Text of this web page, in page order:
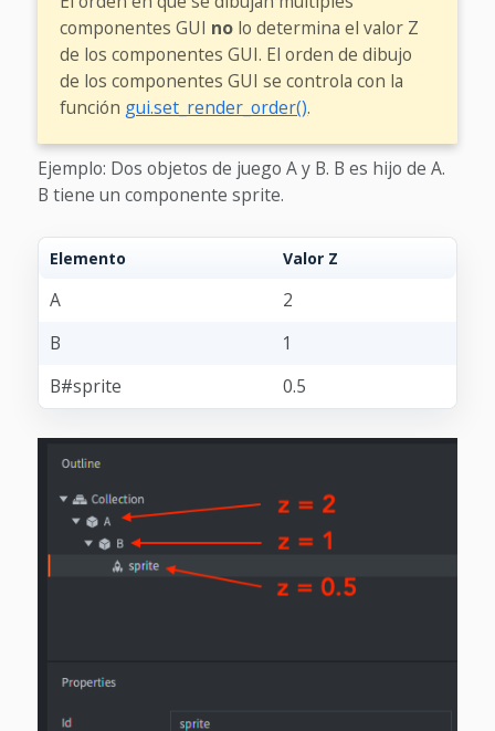
componentes GUI no lo determina el valor Z
de los componentes GUI. El orden de dibujo
de los componentes GUI se controla con la
función gui.set_render_order().
Ejemplo: Dos objetos de juego A y B. B es hijo de A.
B tiene un componente sprite.
Elemento Valor Z
A
2
B
1
B#sprite
0.5